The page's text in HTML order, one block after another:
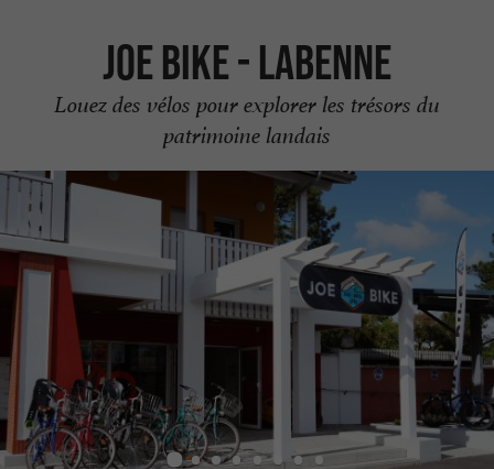
JOE BIKE - Labenne
Louez des vélos pour explorer les trésors du
patrimoine landais